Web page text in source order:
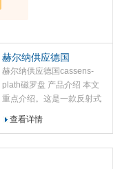
赫尔纳供应德国
cassens-plath磁罗盘
赫尔纳供应德国cassens-
plath磁罗盘 产品介绍 本文
重点介绍。这是一款反射式
者能在同一视线内同时读取
查看详情